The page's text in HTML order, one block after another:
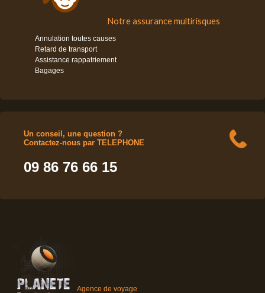
Notre assurance multirisques
Annulation toutes causes
Retard de transport
Assistance rappatriement
Bagages
Un conseil, une question ?
Contactez-nous par TELEPHONE
09 86 76 66 15
Agence de voyage